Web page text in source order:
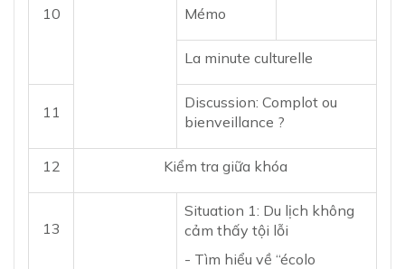
10 Mémo
La minute culturelle
11
Discussion: Complot ou
bienveillance ?
12 Kiểm tra giữa khóa
13
Situation 1: Du lịch không
cảm thấy tội lỗi
- Tìm hiểu về “écolo